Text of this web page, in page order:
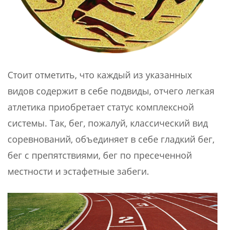
Стоит отметить, что каждый из указанных
видов содержит в себе подвиды, отчего легкая
атлетика приобретает статус комплексной
системы. Так, бег, пожалуй, классический вид
соревнований, объединяет в себе гладкий бег,
бег с препятствиями, бег по пресеченной
местности и эстафетные забеги.